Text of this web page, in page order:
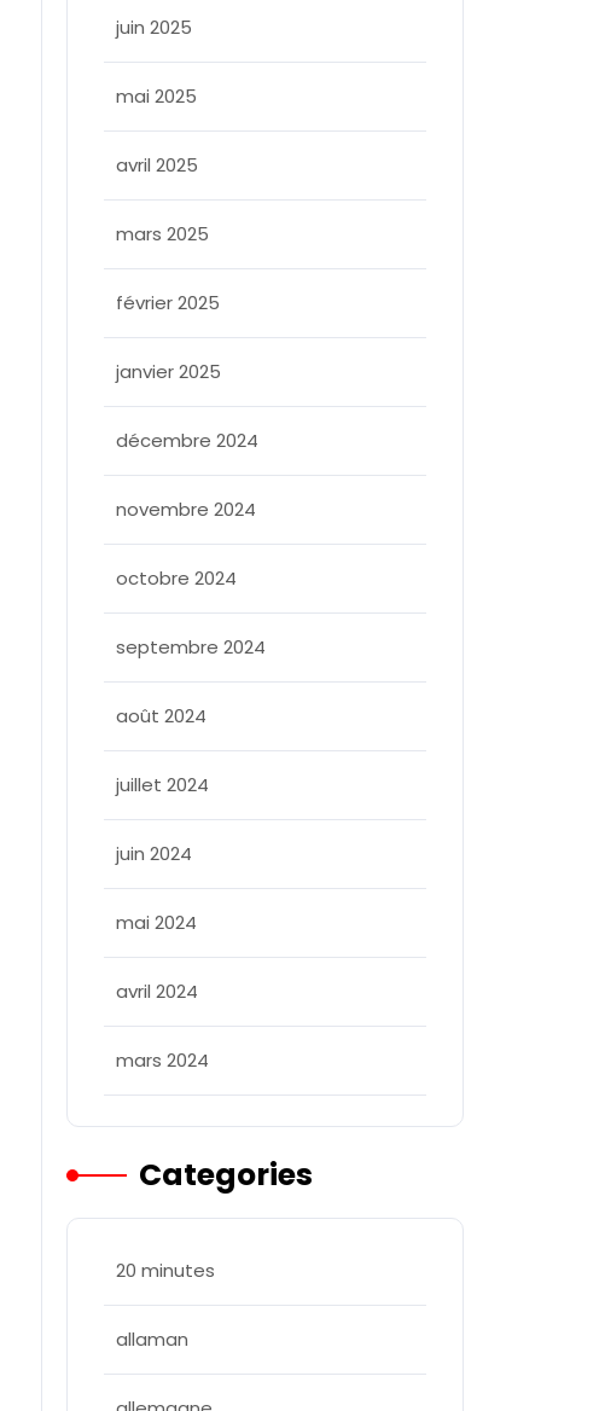
juin 2025
mai 2025
avril 2025
mars 2025
février 2025
janvier 2025
décembre 2024
novembre 2024
octobre 2024
septembre 2024
août 2024
juillet 2024
juin 2024
mai 2024
avril 2024
mars 2024
Categories
20 minutes
allaman